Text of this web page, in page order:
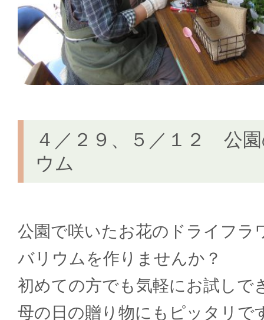
４／２９、５／１２ 公
ウム
公園で咲いたお花のドライフラ
バリウムを作りませんか？
初めての方でも気軽にお試しで
母の日の贈り物にもピッタリで